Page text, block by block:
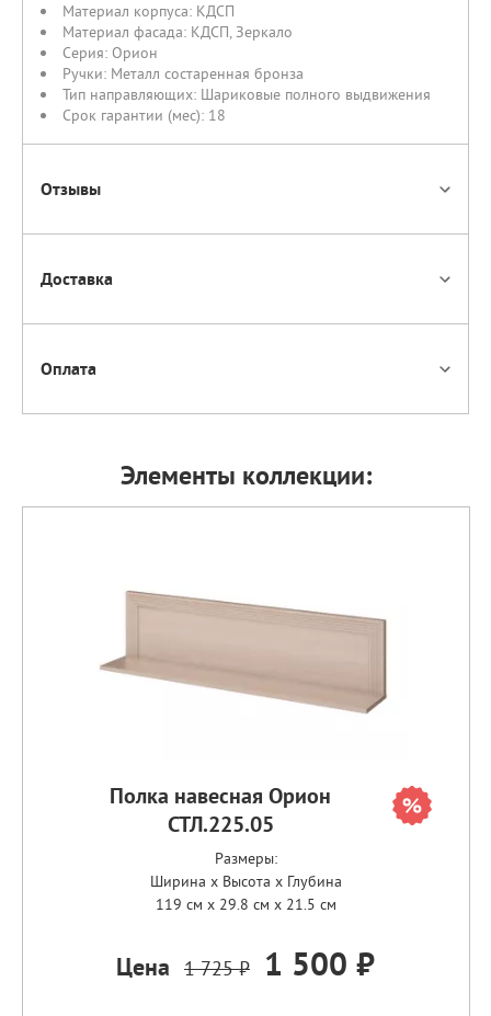
Материал корпуса: КДСП
Материал фасада: КДСП,Зеркало
Серия: Орион
Ручки: Металл состаренная бронза
Тип направляющих: Шариковые полного выдвижения
Срок гарантии (мес): 18
Отзывы
Доставка
Оплата
Элементы коллекции:
Полка навесная Орион
СТЛ.225.05
Размеры:
Ширина x Высота x Глубина
119 см x 29.8 см x 21.5 см
Цена 1 725 ₽ 1 500 ₽